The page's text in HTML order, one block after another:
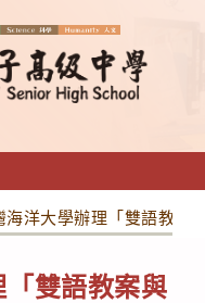
海洋大學辦理「雙語教案
「雙語教案與